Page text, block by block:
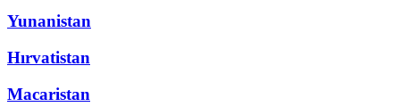
Yunanistan
Hırvatistan
Macaristan